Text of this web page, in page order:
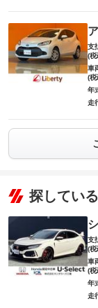
支
(税
車
(税
年
走
探してい
支
(税
車
(税
年
走